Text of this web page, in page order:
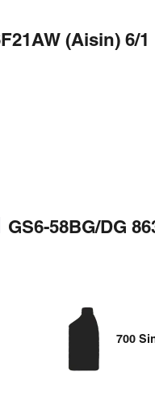
(Aisin) 6/1
GS6-58BG/DG
700